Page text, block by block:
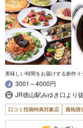
美味しい時間をお届けする創作イ
3001～4000円
JR徳山駅みゆき口より
口コミ投稿特典対象店 適格請